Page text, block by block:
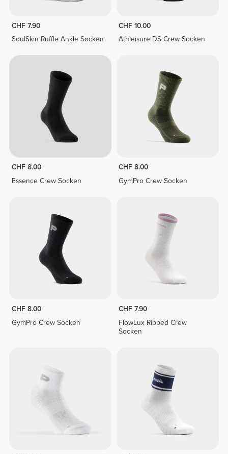
CHF 7.90
SoulSkin Ruffle Ankle Socken
CHF 10.00
Athleisure DS Crew Socken
CHF 8.00
Essence Crew Socken
CHF 8.00
GymPro Crew Socken
CHF 8.00
GymPro Crew Socken
CHF 7.90
FlowLux Ribbed Crew
Socken